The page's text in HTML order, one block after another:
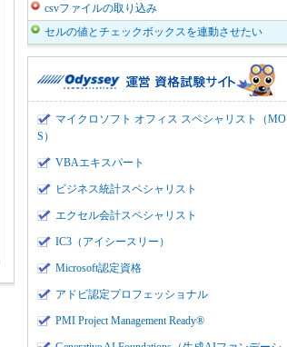
csvファイルの取り込み
セルの値とチェックボックスを連動させたい
マイクロソフト オフィス スペシャリスト（MO
S）
VBAエキスパート
ビジネス統計スペシャリスト
エクセル会計スペシャリスト
IC3（アイシースリー）
Microsoft認定資格
アドビ認定プロフェッショナル
PMI Project Management Ready®